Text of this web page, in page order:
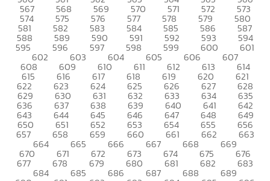
567 568 569 570 571 572 573
574 575 576 577 578 579 580
581 582 583 584 585 586 587
588 589 590 591 592 593 594
595 596 597 598 599 600 601
602 603 604 605 606 607
608 609 610 611 612 613 614
615 616 617 618 619 620 621
622 623 624 625 626 627 628
629 630 631 632 633 634 635
636 637 638 639 640 641 642
643 644 645 646 647 648 649
650 651 652 653 654 655 656
657 658 659 660 661 662 663
664 665 666 667 668 669
670 671 672 673 674 675 676
677 678 679 680 681 682 683
684 685 686 687 688 689